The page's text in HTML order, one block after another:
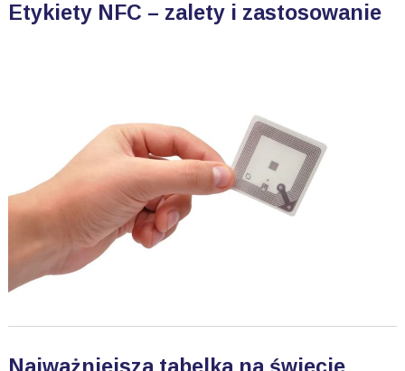
Etykiety NFC – zalety i zastosowanie